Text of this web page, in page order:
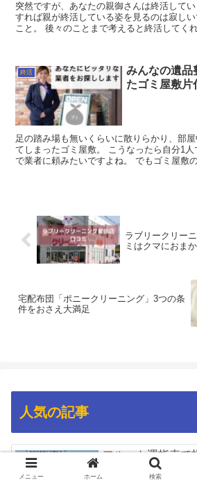
突然ですが、あなたの親御さんは終活していますか。
すれば親が終活している姿を見るのは寂し
こと。 後々のことまで考えると終活してくれるってとてもありがた
終活
みんなの遺品
たゴミ屋敷片
足の踏み場も無いくらいに散りらかり、部
てしまったゴミ屋敷。 こうなったら自分1人で片付けるのは大変なの
で業者に頼みたいですよね。 でもゴミ屋敷の片付けをしてくれる業
ラブリークリー
ミはクマにおま
宅配布団「ポニークリーニング」3つの条
件をおさえ大満足
人気の記事
フルート運指表で
かりやすいサイト3
メニュー ホーム 検索